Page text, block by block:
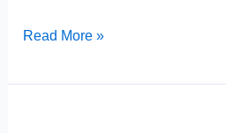
Read More »